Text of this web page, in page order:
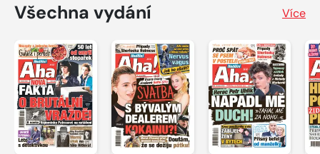
Všechna vydání Více